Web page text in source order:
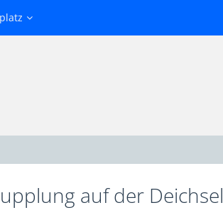
auf der Deichsel